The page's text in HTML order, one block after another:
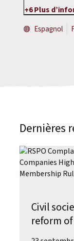
+6 Plus
Espagnol
Dernières
Civil
reform